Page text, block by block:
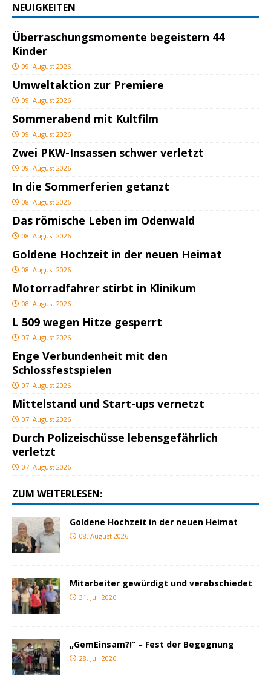
NEUIGKEITEN
Überraschungsmomente begeistern 44
Kinder
09. August 2026
Umweltaktion zur Premiere
09. August 2026
Sommerabend mit Kultfilm
09. August 2026
Zwei PKW-Insassen schwer verletzt
09. August 2026
In die Sommerferien getanzt
08. August 2026
Das römische Leben im Odenwald
08. August 2026
Goldene Hochzeit in der neuen Heimat
08. August 2026
Motorradfahrer stirbt in Klinikum
08. August 2026
L 509 wegen Hitze gesperrt
07. August 2026
Enge Verbundenheit mit den
Schlossfestspielen
07. August 2026
Mittelstand und Start-ups vernetzt
07. August 2026
Durch Polizeischüsse lebensgefährlich
verletzt
07. August 2026
ZUM WEITERLESEN:
Goldene Hochzeit in der neuen Heimat
08. August 2026
Mitarbeiter gewürdigt und verabschiedet
31. Juli 2026
„GemEinsam?!“ – Fest der Begegnung
28. Juli 2026